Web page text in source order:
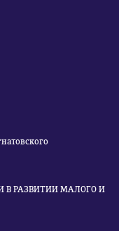
РАЗВИТИИ МАЛОГО И